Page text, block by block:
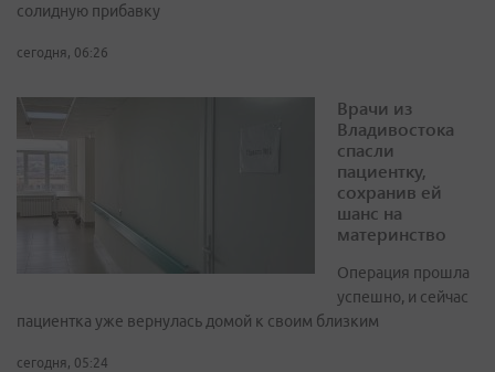
солидную прибавку
сегодня, 06:26
Врачи из
Владивостока
спасли
пациентку,
сохранив ей
шанс на
материнство
Операция прошла
успешно, и сейчас
пациентка уже вернулась домой к своим близким
сегодня, 05:24